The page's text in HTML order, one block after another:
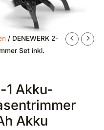
/ DENEWERK 2-
Set inkl.
1 Akku-
Akku